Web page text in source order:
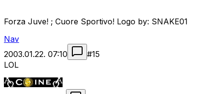
Forza Juve! ; Cuore Sportivo! Logo by: SNAKE01
Nav
2003.01.22. 07:10
#15
LOL